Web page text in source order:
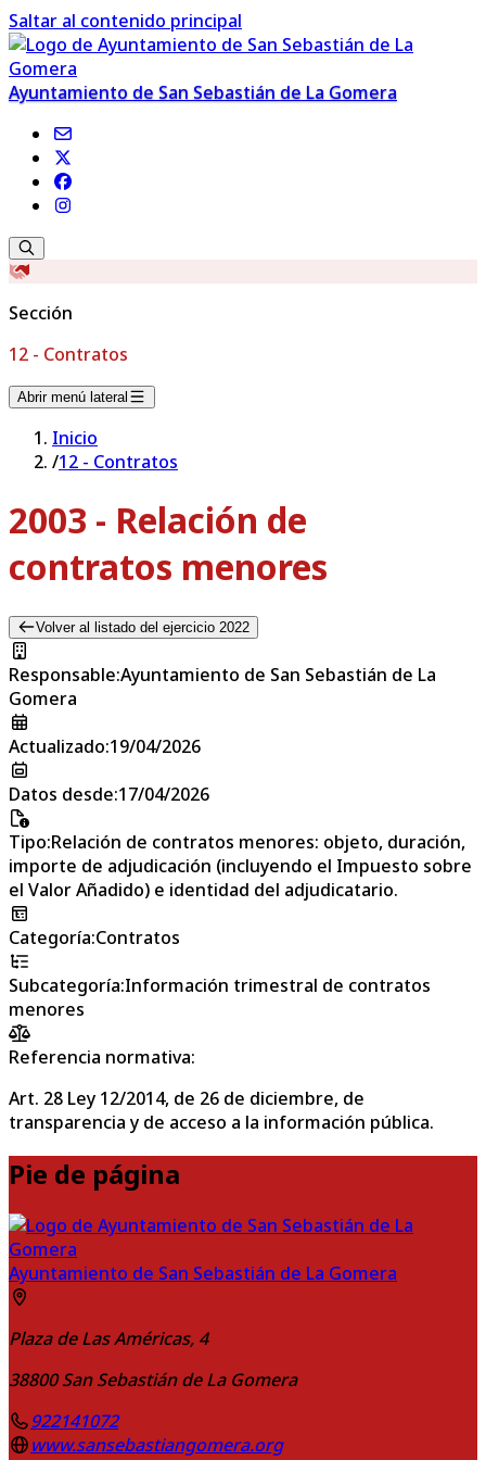
Saltar al contenido principal
Ayuntamiento de San Sebastián de La Gomera
Sección
12 - Contratos
Abrir menú lateral
Inicio
/12 - Contratos
2003 - Relación de
contratos menores
Volver al listado del ejercicio 2022
Responsable:Ayuntamiento de San Sebastián de La
Gomera
Actualizado:19/04/2026
Datos desde:17/04/2026
Tipo:Relación de contratos menores: objeto, duración,
importe de adjudicación (incluyendo el Impuesto sobre
el Valor Añadido) e identidad del adjudicatario.
Categoría:Contratos
Subcategoría:Información trimestral de contratos
menores
Referencia normativa:
Art. 28 Ley 12/2014, de 26 de diciembre, de
transparencia y de acceso a la información pública.
Pie de página
Ayuntamiento de San Sebastián de La Gomera
Plaza de Las Américas, 4
38800 San Sebastián de La Gomera
922141072
www.sansebastiangomera.org